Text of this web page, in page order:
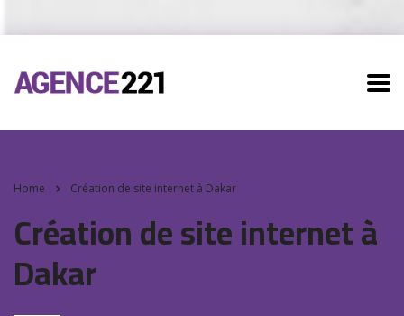
Home Création de site internet à Dakar
Création de site internet à
Dakar